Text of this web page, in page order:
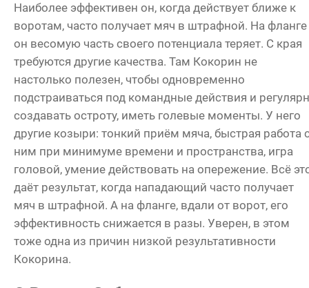
Наиболее эффективен он, когда действует ближе к
воротам, часто получает мяч в штрафной. На фланге
он весомую часть своего потенциала теряет. С края
требуются другие качества. Там Кокорин не
настолько полезен, чтобы одновременно
подстраиваться под командные действия и
создавать остроту, иметь голевые моменты. У него
другие козыри: тонкий приём мяча, быстрая работа
ним при минимуме времени и пространства, игра
головой, умение действовать на опережение. Всё
даёт результат, когда нападающий часто получает
мяч в штрафной. А на фланге, вдали от ворот, его
эффективность снижается в разы. Уверен, в этом
тоже одна из причин низкой результативности
Кокорина.